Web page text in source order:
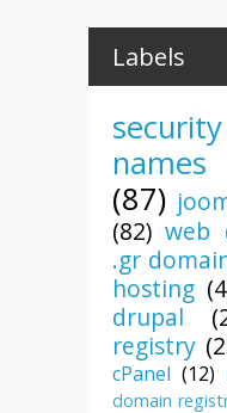
Labels
security
names
(87)
(82) web
.gr
hosting
drupal
registry
cPanel (12)
domain